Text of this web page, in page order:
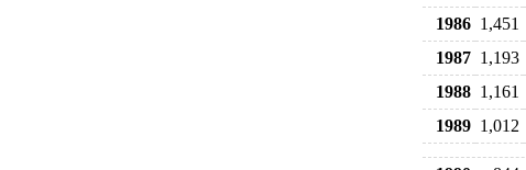
1986 1,451
1987 1,193
1988 1,161
1989 1,012